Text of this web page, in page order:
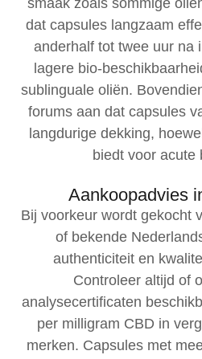
smaak zoals sommige
dat capsules langzaam
anderhalf tot twee uur na
lagere
sublinguale oliën.
forums aan dat capsules
langdurige dekking,
biedt voor acute
Aankoopadvies
Bij voorkeur wordt gekocht
of bekende
authenticiteit en
Controleer altijd of
analysecertificaten
per milligram CBD in
merken. Capsules met